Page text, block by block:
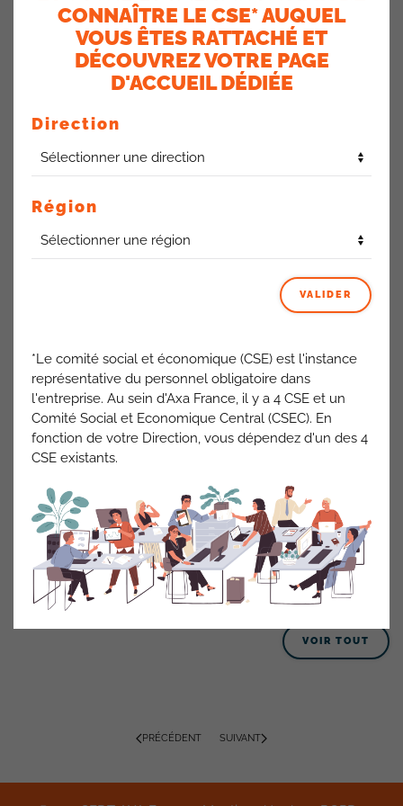
possédait l’épouse.
Le mari est client Vie (avec de gros encours), Santé,
Prévoyance et Banque (compte courant, livret et comptes
qu’un foyer est équipé si :
domaines suivants :
▪ 1 produit Santé, Prévoyance
▪ 1 service bancaire : un compte courant (ou compte Oligo)
avec carte bleue activée et un Livret AXA Banque ou Livret
Dans ce contexte, le foyer est considéré comme équipé
dans les catégories Santé/prévoyance ainsi que
Placement (épargne PUVL). Toutefois, il ne satisfait pas
aux exigences de la catégorie Banque, en raison de
l’absence d’une carte bleue activée, bien qu’il soit
de cette carte constitue en effet un critère indispensable
pour être considéré comme équipé en banque.
Source RP AEP Nord Est du 15/10/2025
ACTUALITÉS AXA FRANCE
VOIR TOUT
PRÉCÉDENT SUIVANT
CONNAÎTRE LE CSE* AUQUEL
VOUS ÊTES RATTACHÉ ET
DÉCOUVREZ VOTRE PAGE
D'ACCUEIL DÉDIÉE
Direction
Région
VALIDER
*Le comité social et économique (CSE) est l'instance
représentative du personnel obligatoire dans
l'entreprise. Au sein d'Axa France, il y a 4 CSE et un
Comité Social et Economique Central (CSEC). En
fonction de votre Direction, vous dépendez d'un des 4
CSE existants.